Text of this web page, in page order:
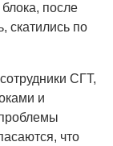
после
скатились по
СГТ,
и
что